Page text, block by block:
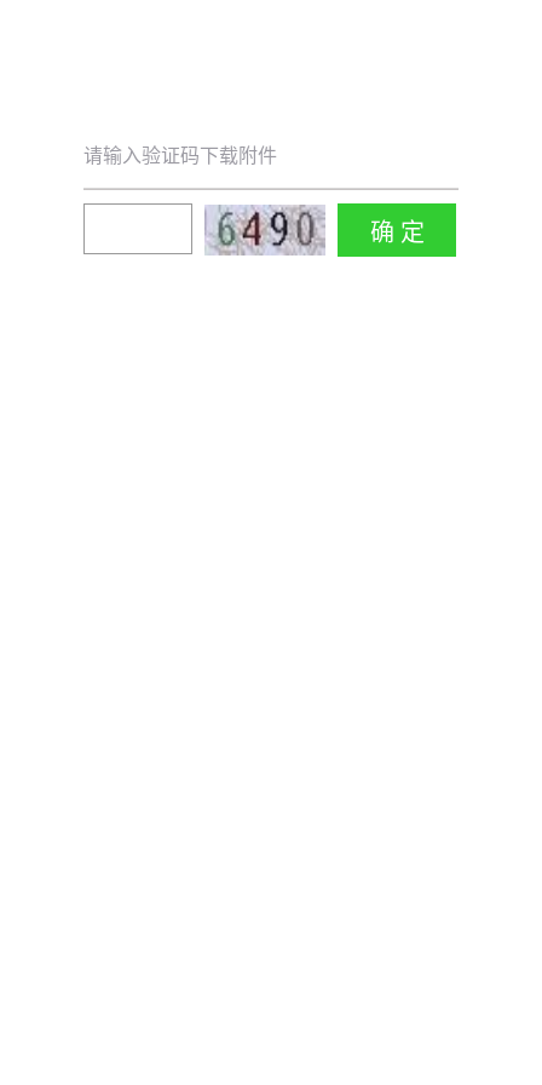
请输入验证码下载附件